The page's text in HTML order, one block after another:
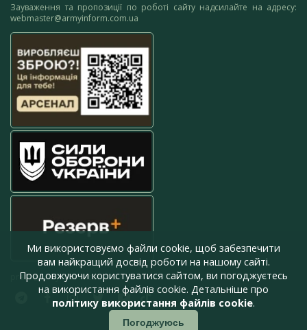
Зауваження та пропозиції по роботі сайту надсилайте на адресу:
webmaster@armyinform.com.ua
press@armyinform.com.ua
Ми використовуємо файли cookie, щоб забезпечити
вам найкращий досвід роботи на нашому сайті.
Продовжуючи користуватися сайтом, ви погоджуєтесь
на використання файлів cookie. Детальніше про
політику використання файлів cookie.
Погоджуюсь